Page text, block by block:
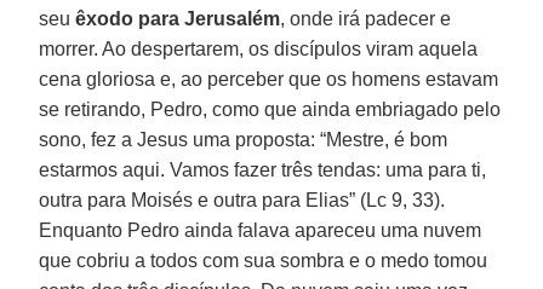
seu êxodo para Jerusalém, onde irá padecer e
morrer. Ao despertarem, os discípulos viram aquela
cena gloriosa e, ao perceber que os homens estavam
se retirando, Pedro, como que ainda embriagado pelo
sono, fez a Jesus uma proposta: “Mestre, é bom
estarmos aqui. Vamos fazer três tendas: uma para ti,
outra para Moisés e outra para Elias” (Lc 9, 33).
Enquanto Pedro ainda falava apareceu uma nuvem
que cobriu a todos com sua sombra e o medo tomou